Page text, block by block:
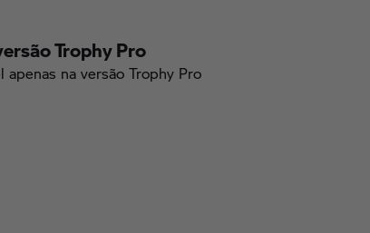
Trophy Pro
na versão Trophy Pro